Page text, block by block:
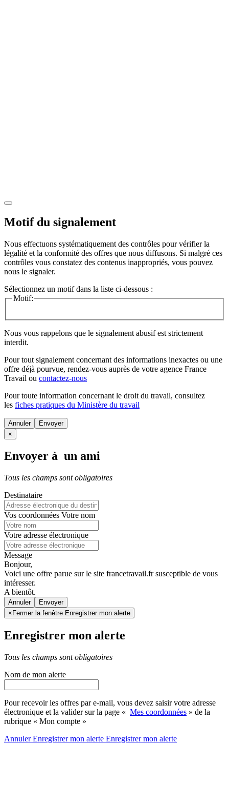
Motif du signalement
Nous effectuons systématiquement des contrôles pour vérifier la
légalité et la conformité des offres que nous diffusons. Si malgré ces
contrôles vous constatez des contenus inappropriés, vous pouvez
nous le signaler.
Sélectionnez un motif dans la liste ci-dessous :
Motif:
Nous vous rappelons que le signalement abusif est strictement
interdit.
Pour tout signalement concernant des informations inexactes ou une
offre déjà pourvue, rendez-vous auprès de votre agence France
Travail ou contactez-nous
Pour toute information concernant le droit du travail, consultez
les fiches pratiques du Ministère du travail
Annuler
×
Envoyer à un ami
Tous les champs sont obligatoires
Destinataire
Vos coordonnées Votre nom
Votre adresse électronique
Message
Bonjour,
Voici une offre parue sur le site francetravail.fr susceptible de vous
intéresser.
A bientôt.
Annuler
× Fermer la fenêtre Enregistrer mon alerte
Enregistrer mon alerte
Tous les champs sont obligatoires
Nom de mon alerte
Pour recevoir les offres par e-mail, vous devez saisir votre adresse
électronique et la valider sur la page « Mes coordonnées » de la
rubrique « Mon compte »
AnnulerEnregistrer mon alerte Enregistrermon alerte